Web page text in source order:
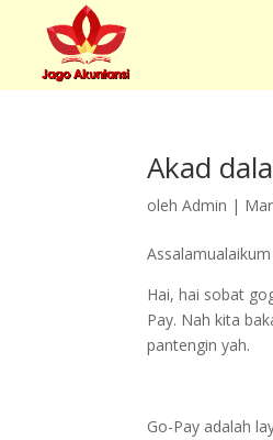
Akad
olehAdmin |
Hai, hai sobat
Pay. Nah kita
pantengin yah.
Go-Pay adalah